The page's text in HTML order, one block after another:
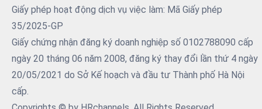
Giấy phép hoạt động dịch vụ việc làm: Mã Giấy phép
35/2025-GP
Giấy chứng nhận đăng ký doanh nghiệp số 0102788090 cấp
ngày 20 tháng 06 năm 2008, đăng ký thay đổi lần thứ 4 ngày
20/05/2021 do Sở Kế hoạch và đầu tư Thành phố Hà Nội
cấp.